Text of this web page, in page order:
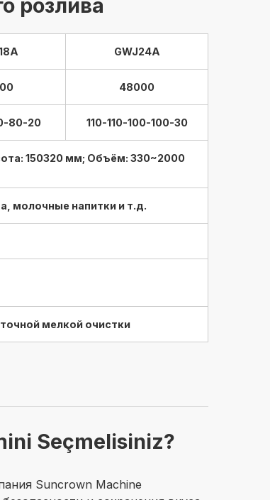
розлива
GWJ24A
48000
80-20 110-110-100-100-30
150320 мм; Объём: 330~2000
молочные напитки и т.д.
мелкой очистки
Seçmelisiniz?
Suncrown Machine